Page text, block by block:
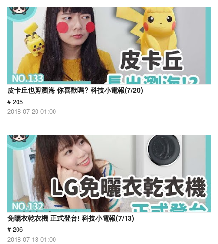
皮卡丘也剪瀏海 你喜歡嗎? 科技小電報(7/20)
# 205
2018-07-20 01:00
免曬衣乾衣機 正式登台! 科技小電報(7/13)
# 206
2018-07-13 01:00